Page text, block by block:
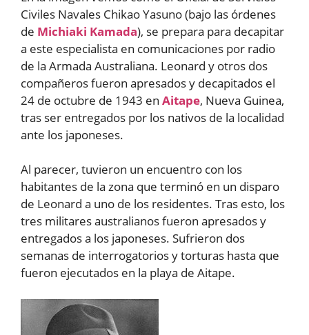
Civiles Navales Chikao Yasuno (bajo las órdenes
de Michiaki Kamada), se prepara para decapitar
a este especialista en comunicaciones por radio
de la Armada Australiana. Leonard y otros dos
compañeros fueron apresados y decapitados el
24 de octubre de 1943 en Aitape, Nueva Guinea,
tras ser entregados por los nativos de la localidad
ante los japoneses.
Al parecer, tuvieron un encuentro con los
habitantes de la zona que terminó en un disparo
de Leonard a uno de los residentes. Tras esto, los
tres militares australianos fueron apresados y
entregados a los japoneses. Sufrieron dos
semanas de interrogatorios y torturas hasta que
fueron ejecutados en la playa de Aitape.